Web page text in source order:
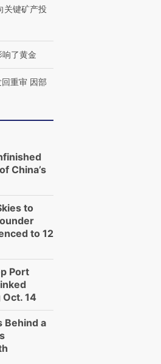
雨
哈尔滨遭遇短时极端强降
种
第三对
住三大增长引擎是什么？
关键矿产投
了黄金
重审 因部
China’s
to
to 12
Port
14
Behind a